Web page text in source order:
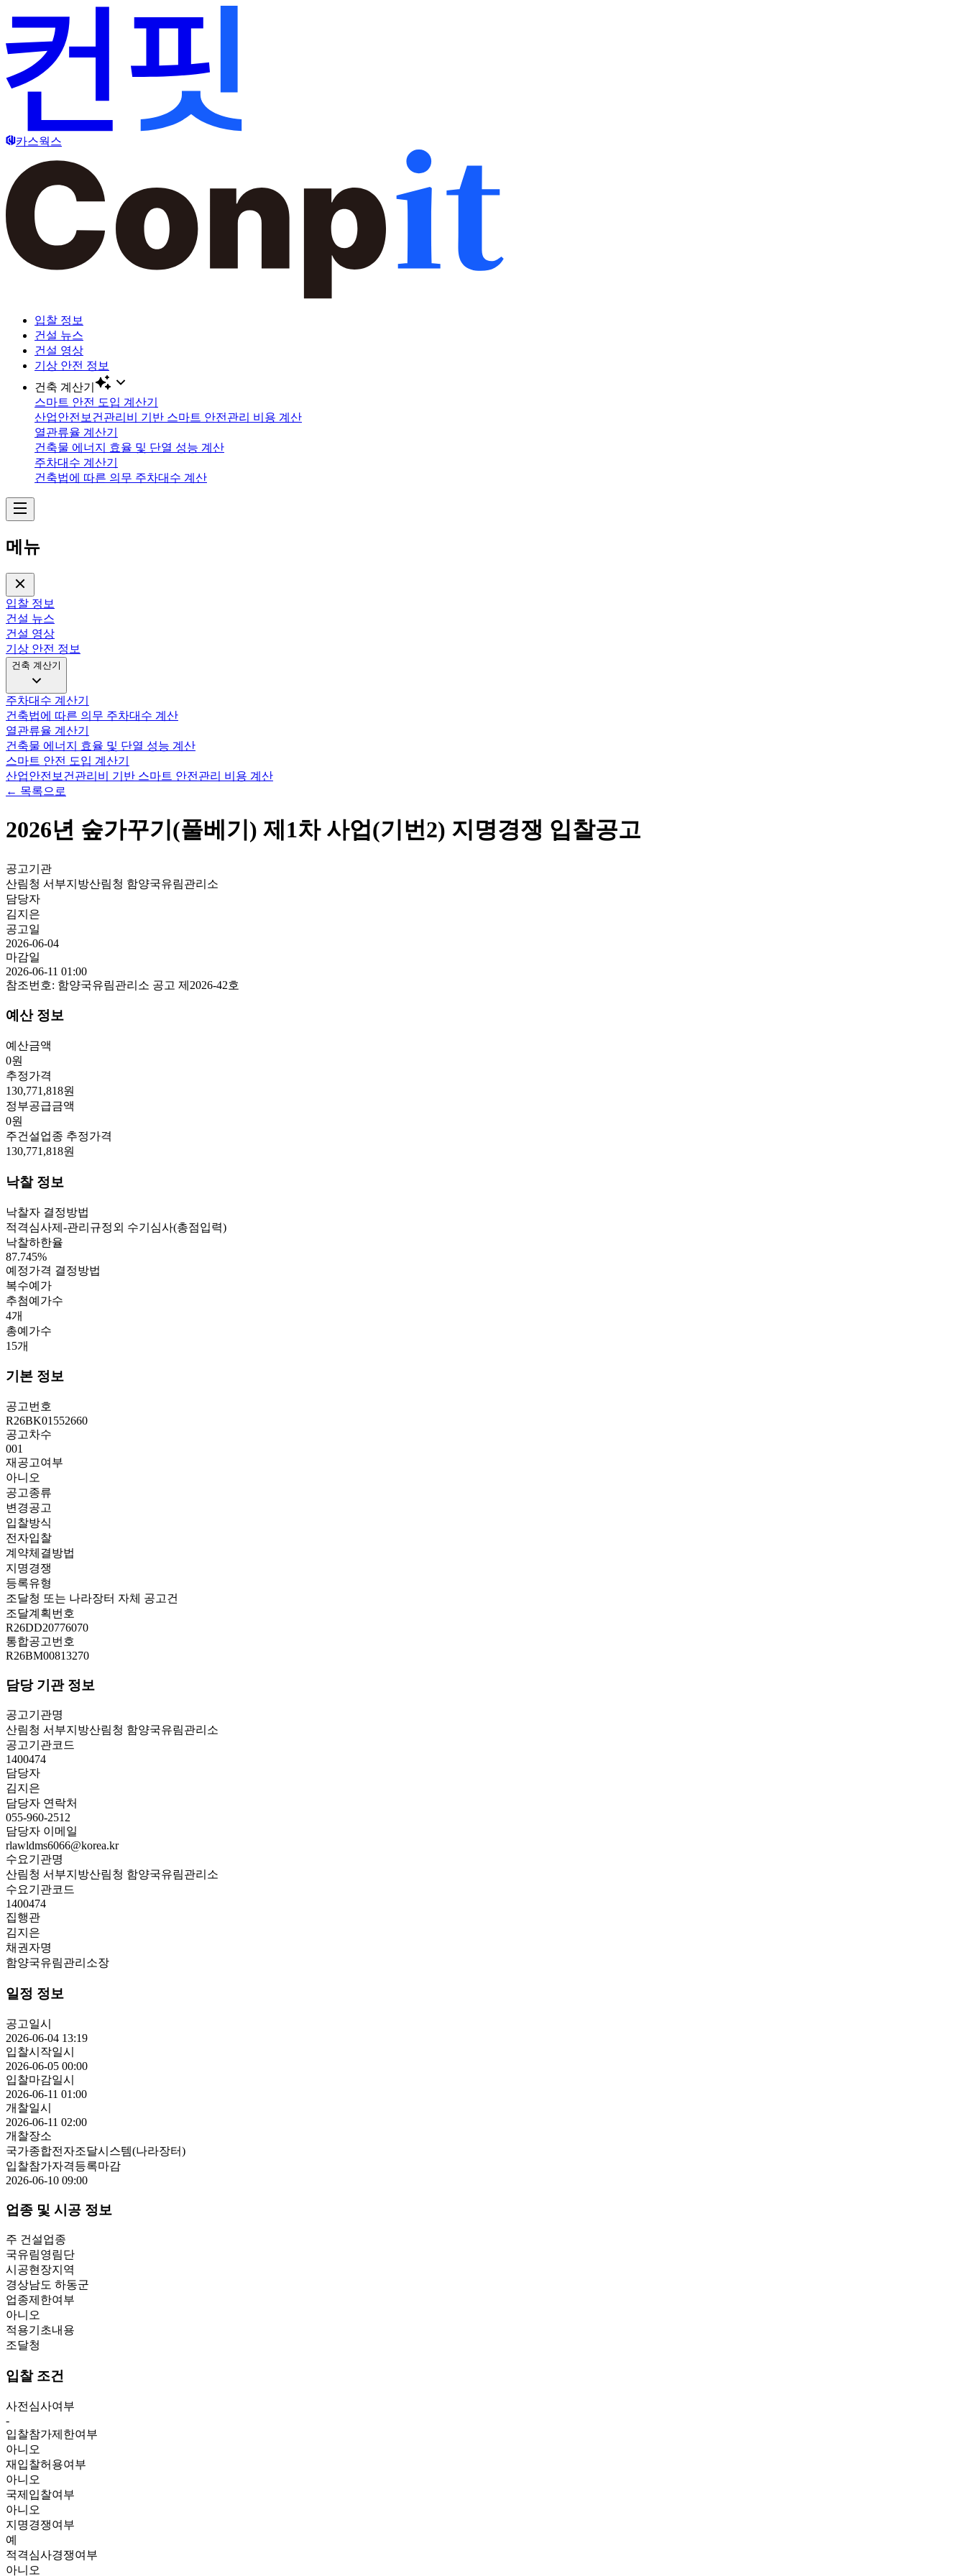
카스웍스
입찰 정보
건설 뉴스
건설 영상
기상 안전 정보
건축 계산기
스마트 안전 도입 계산기
산업안전보건관리비 기반 스마트 안전관리 비용 계산
열관류율 계산기
건축물 에너지 효율 및 단열 성능 계산
주차대수 계산기
건축법에 따른 의무 주차대수 계산
메뉴
입찰 정보
건설 뉴스
건설 영상
기상 안전 정보
건축 계산기
주차대수 계산기
건축법에 따른 의무 주차대수 계산
열관류율 계산기
건축물 에너지 효율 및 단열 성능 계산
스마트 안전 도입 계산기
산업안전보건관리비 기반 스마트 안전관리 비용 계산
← 목록으로
2026년 숲가꾸기(풀베기) 제1차 사업(기번2) 지명경쟁 입찰공고
공고기관
산림청 서부지방산림청 함양국유림관리소
담당자
김지은
공고일
2026-06-04
마감일
2026-06-11 01:00
참조번호: 함양국유림관리소 공고 제2026-42호
예산 정보
예산금액
0원
추정가격
130,771,818원
정부공급금액
0원
주건설업종 추정가격
130,771,818원
낙찰 정보
낙찰자 결정방법
적격심사제-관리규정외 수기심사(총점입력)
낙찰하한율
87.745%
예정가격 결정방법
복수예가
추첨예가수
4개
총예가수
15개
기본 정보
공고번호
R26BK01552660
공고차수
001
재공고여부
아니오
공고종류
변경공고
입찰방식
전자입찰
계약체결방법
지명경쟁
등록유형
조달청 또는 나라장터 자체 공고건
조달계획번호
R26DD20776070
통합공고번호
R26BM00813270
담당 기관 정보
공고기관명
산림청 서부지방산림청 함양국유림관리소
공고기관코드
1400474
담당자
김지은
담당자 연락처
055-960-2512
담당자 이메일
rlawldms6066@korea.kr
수요기관명
산림청 서부지방산림청 함양국유림관리소
수요기관코드
1400474
집행관
김지은
채권자명
함양국유림관리소장
일정 정보
공고일시
2026-06-04 13:19
입찰시작일시
2026-06-05 00:00
입찰마감일시
2026-06-11 01:00
개찰일시
2026-06-11 02:00
개찰장소
국가종합전자조달시스템(나라장터)
입찰참가자격등록마감
2026-06-10 09:00
업종 및 시공 정보
주 건설업종
국유림영림단
시공현장지역
경상남도 하동군
업종제한여부
아니오
적용기초내용
조달청
입찰 조건
사전심사여부
-
입찰참가제한여부
아니오
재입찰허용여부
아니오
국제입찰여부
아니오
지명경쟁여부
예
적격심사경쟁여부
아니오